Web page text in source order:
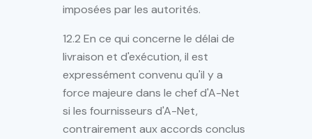
imposées par les autorités.
12.2 En ce qui concerne le délai de
livraison et d'exécution, il est
expressément convenu qu'il y a
force majeure dans le chef d'A-Net
si les fournisseurs d'A-Net,
contrairement aux accords conclus